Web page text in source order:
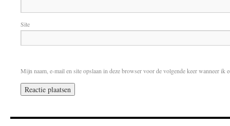
Site
Mijn naam, e-mail en site opslaan in deze browser voor de volgende keer wanneer ik